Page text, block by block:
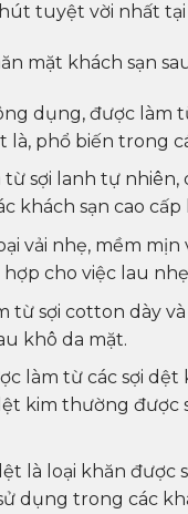
tuyệt vời nhất tại
mặt khách sạn
dụng, được làm
phổ biến trong
sợi lanh tự
khách sạn cao
vải nhẹ, mềm mịn
cho việc lau
từ sợi cotton dày
khô da mặt.
làm từ các sợi
kim thường
là loại khăn được
dụng trong các